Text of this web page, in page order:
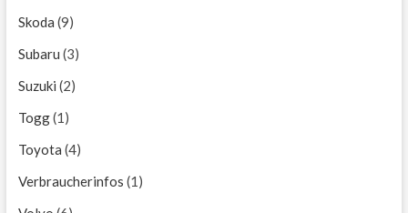
Skoda (9)
Subaru (3)
Suzuki (2)
Togg(1)
Toyota (4)
Verbraucherinfos (1)